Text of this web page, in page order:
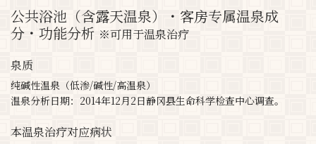
公共浴池（含露天温泉）・客房专属温泉成
分・功能分析 ※可用于温泉治疗
泉质
纯碱性温泉（低渗/碱性/高温泉）
温泉分析日期：2014年12月2日静冈县生命科学检查中心调查。
本温泉治疗对应病状